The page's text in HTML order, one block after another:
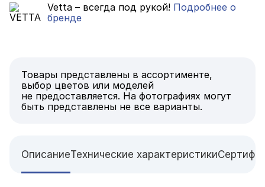
Vetta – всегда под рукой! Подробнее о
бренде
Товары представлены в ассортименте,
выбор цветов или моделей
не предоставляется. На фотографиях могут
быть представлены не все варианты.
ОписаниеТехнические характеристики